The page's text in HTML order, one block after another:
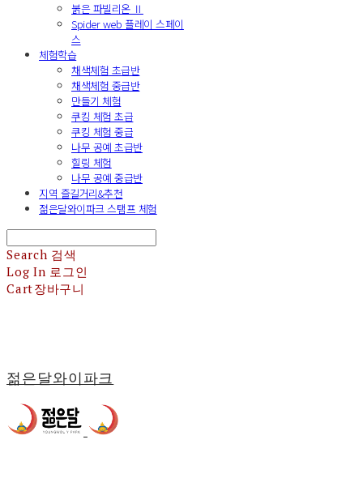
붉은 파빌리온 Ⅱ
Spider web 플레이 스페이
스
체험학습
채색체험 초급반
채색체험 중급반
만들기 체험
쿠킹 체험 초급
쿠킹 체험 중급
나무 공예 초급반
힐링 체험
나무 공예 중급반
지역 즐길거리&추천
젊은달와이파크 스탬프 체험
Search 검색
Log In 로그인
Cart장바구니
젊은달와이파크